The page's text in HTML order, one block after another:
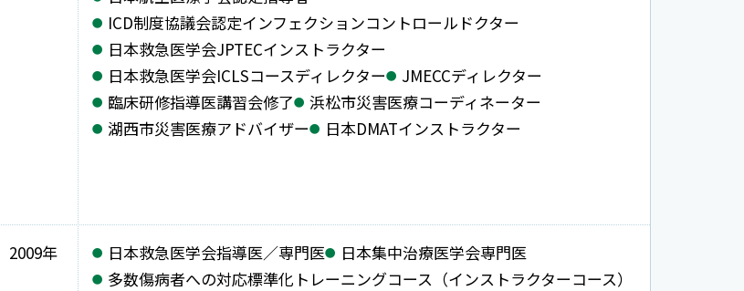
ICD制度協議会認定インフェクションコントロールドクター
日本救急医学会JPTECインストラクター
日本救急医学会ICLSコースディレクター
JMECCディレクター
臨床研修指導医講習会修了
浜松市災害医療コーディネーター
湖西市災害医療アドバイザー
日本DMATインストラクター
2009年 日本救急医学会指導医／専門医
日本集中治療医学会専門医
多数傷病者への対応標準化トレーニングコース（インストラクターコース）